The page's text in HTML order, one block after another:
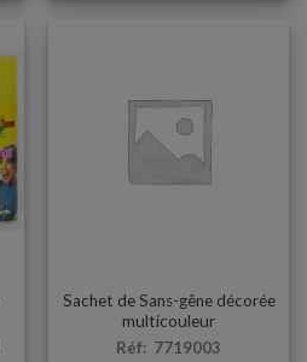
Sachet de Sans-gêne décorée
multicouleur
Réf: 7719003